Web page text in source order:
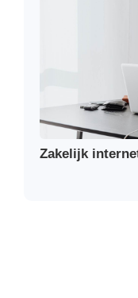
Zakelijk